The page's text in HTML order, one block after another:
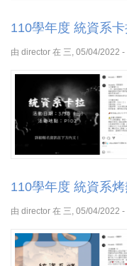
110學年度 統資系
由 director 在 三, 05/04/2022
110學年度 統資系
由 director 在 三, 05/04/2022